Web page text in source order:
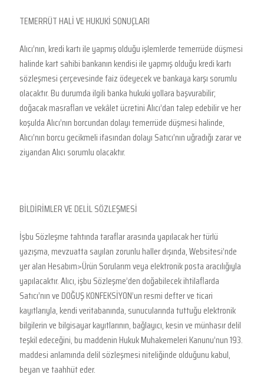
TEMERRÜT HALİ VE HUKUKİ SONUÇLARI
Alıcı’nın, kredi kartı ile yapmış olduğu işlemlerde temerrüde düşmesi
halinde kart sahibi bankanın kendisi ile yapmış olduğu kredi kartı
sözleşmesi çerçevesinde faiz ödeyecek ve bankaya karşı sorumlu
olacaktır. Bu durumda ilgili banka hukuki yollara başvurabilir;
doğacak masrafları ve vekâlet ücretini Alıcı’dan talep edebilir ve her
koşulda Alıcı’nın borcundan dolayı temerrüde düşmesi halinde,
Alıcı’nın borcu gecikmeli ifasından dolayı Satıcı’nın uğradığı zarar ve
ziyandan Alıcı sorumlu olacaktır.
BİLDİRİMLER VE DELİL SÖZLEŞMESİ
İşbu Sözleşme tahtında taraflar arasında yapılacak her türlü
yazışma, mevzuatta sayılan zorunlu haller dışında, Websitesi’nde
yer alan Hesabım>Ürün Sorularım veya elektronik posta aracılığıyla
yapılacaktır. Alıcı, işbu Sözleşme’den doğabilecek ihtilaflarda
Satıcı’nın ve DOĞUŞ KONFEKSİYON’un resmi defter ve ticari
kayıtlarıyla, kendi veritabanında, sunucularında tuttuğu elektronik
bilgilerin ve bilgisayar kayıtlarının, bağlayıcı, kesin ve münhasır delil
teşkil edeceğini, bu maddenin Hukuk Muhakemeleri Kanunu’nun 193.
maddesi anlamında delil sözleşmesi niteliğinde olduğunu kabul,
beyan ve taahhüt eder.